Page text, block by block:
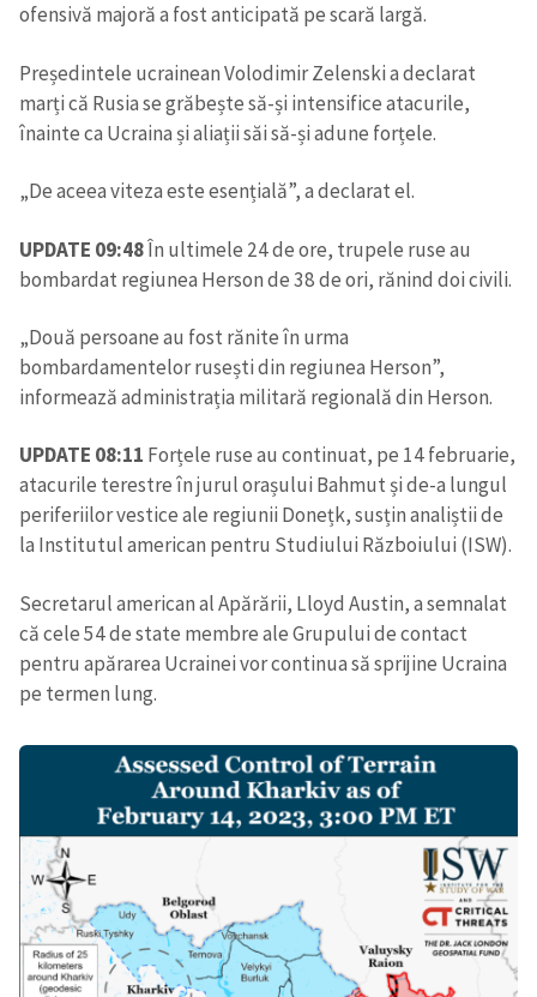
ofensivă majoră a fost anticipată pe scară largă.
Președintele ucrainean Volodimir Zelenski a declarat
marți că Rusia se grăbește să-și intensifice atacurile,
înainte ca Ucraina și aliații săi să-și adune forțele.
„De aceea viteza este esențială”, a declarat el.
UPDATE 09:48În ultimele 24 de ore, trupele ruse au
bombardat regiunea Herson de 38 de ori, rănind doi civili.
„Două persoane au fost rănite în urma
bombardamentelor rusești din regiunea Herson”,
informează administrația militară regională din Herson.
UPDATE 08:11 Forțele ruse au continuat, pe 14 februarie,
atacurile terestre în jurul orașului Bahmut și de-a lungul
periferiilor vestice ale regiunii Donețk, susțin analiștii de
la Institutul american pentru Studiului Războiului (ISW).
Secretarul american al Apărării, Lloyd Austin, a semnalat
că cele 54 de state membre ale Grupului de contact
pentru apărarea Ucrainei vor continua să sprijine Ucraina
pe termen lung.